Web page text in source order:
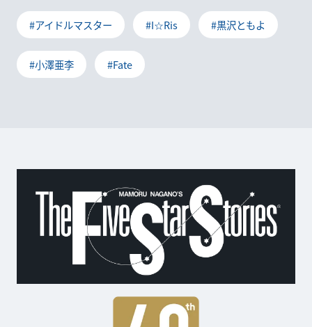
#アイドルマスター #I☆Ris #黒沢ともよ
#小澤亜李 #Fate